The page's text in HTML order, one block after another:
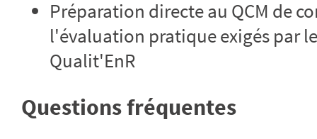
Préparation directe au QCM de
l'évaluation pratique exigés par
Qualit'EnR
Questions fréquentes